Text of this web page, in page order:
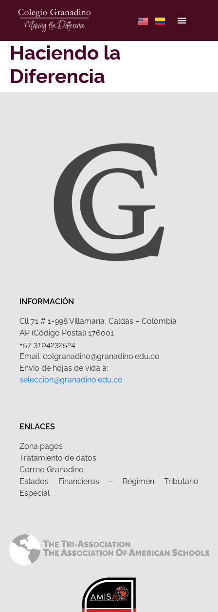
Haciendo la
Diferencia
INFORMACIÓN
Cll 71 # 1-998 Villamaría, Caldas – Colombia
AP (Código Postal) 176001
+57 3104232524
Email: colgranadino@granadino.edu.co
Envío de hojas de vida a:
seleccion@granadino.edu.co
ENLACES
Zona pagos
Tratamiento de datos
Correo Granadino
Estados Financieros – Régimen Tributario
Especial